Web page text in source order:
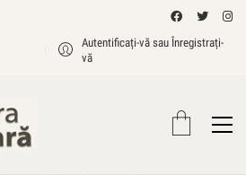
Autentificați-vă sau Înregistrați-
vă